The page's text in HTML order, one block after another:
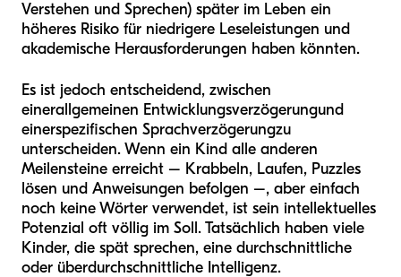
Verstehen und Sprechen) später im Leben ein
höheres Risiko für niedrigere Leseleistungen und
akademische Herausforderungen haben könnten.
Es ist jedoch entscheidend, zwischen
einerallgemeinen Entwicklungsverzögerungund
einerspezifischen Sprachverzögerungzu
unterscheiden. Wenn ein Kind alle anderen
Meilensteine erreicht – Krabbeln, Laufen, Puzzles
lösen und Anweisungen befolgen –, aber einfach
noch keine Wörter verwendet, ist sein intellektuelles
Potenzial oft völlig im Soll. Tatsächlich haben viele
Kinder, die spät sprechen, eine durchschnittliche
oder überdurchschnittliche Intelligenz.